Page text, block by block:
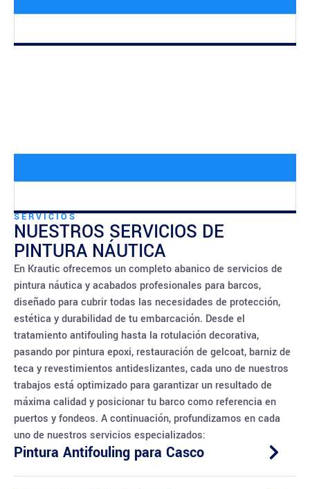
SERVICIOS
NUESTROS SERVICIOS DE
PINTURA NÁUTICA
En Krautic ofrecemos un completo abanico de servicios de
pintura náutica y acabados profesionales para barcos,
diseñado para cubrir todas las necesidades de protección,
estética y durabilidad de tu embarcación. Desde el
tratamiento antifouling hasta la rotulación decorativa,
pasando por pintura epoxi, restauración de gelcoat, barniz de
teca y revestimientos antideslizantes, cada uno de nuestros
trabajos está optimizado para garantizar un resultado de
máxima calidad y posicionar tu barco como referencia en
puertos y fondeos. A continuación, profundizamos en cada
uno de nuestros servicios especializados:
Pintura Antifouling para Casco